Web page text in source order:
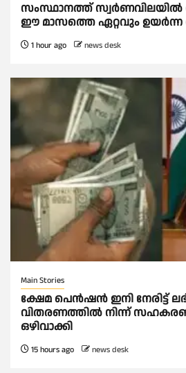
സംസ്ഥാനത്ത് സ്വര്‍ണവിലയില്‍
ഈ മാസത്തെ ഏറ്റവും ഉയര്‍ന്ന
1 hour ago news desk
Main Stories
ക്ഷേമ പെൻഷൻ ഇനി നേരിട്ട്
വിതരണത്തില്‍ നിന്ന്
ഒഴിവാക്കി
15 hours ago news desk